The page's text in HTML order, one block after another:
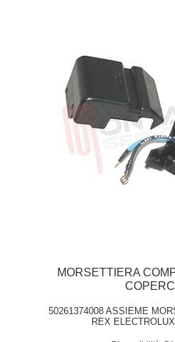
MORSETTIERA
50261374008 ASSIEME
REX